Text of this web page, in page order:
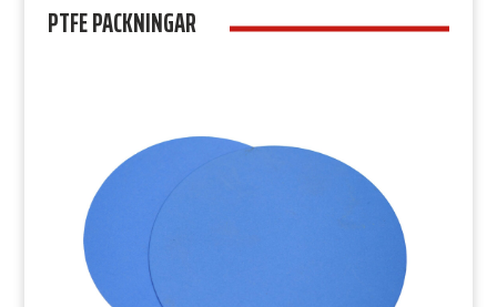
verktyg och minimerar skärskador på händer.
PTFE PACKNINGAR